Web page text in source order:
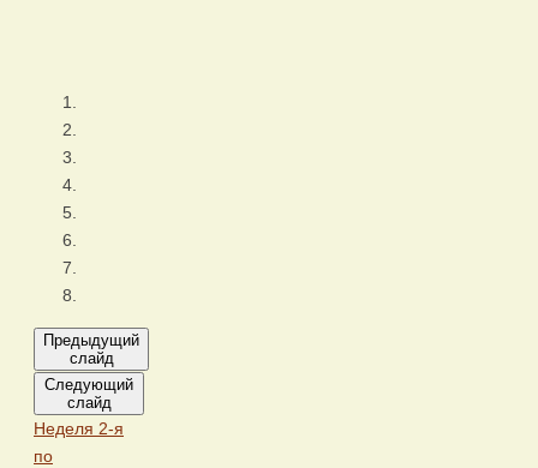
Предыдущий
слайд
Следующий
слайд
Неделя 2-я
по